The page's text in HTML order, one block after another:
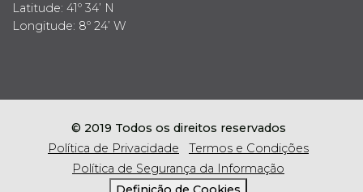
Latitude: 41º 34’ N
Longitude: 8º 24’ W
© 2019 Todos os direitos reservados
Política de Privacidade
Termos e Condições
Política de Segurança da Informação